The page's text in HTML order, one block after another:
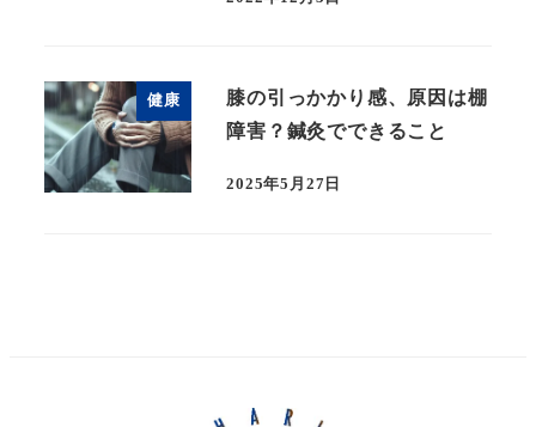
健康
膝の引っかかり感、原因は棚
障害？鍼灸でできること
2025年5月27日